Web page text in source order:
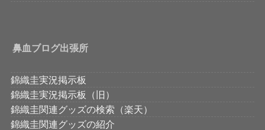
鼻血ブログ出張所
錦織圭実況掲示板
錦織圭実況掲示板（旧）
錦織圭関連グッズの検索（楽天）
錦織圭関連グッズの紹介